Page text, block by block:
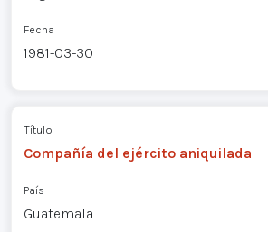
Fecha
1981-03-30
Título
Compañía del ejército aniquilada
País
Guatemala